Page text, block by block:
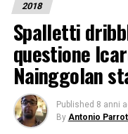
2018
Spalletti
questione
Nainggolan
Published 8 anni
By Antonio